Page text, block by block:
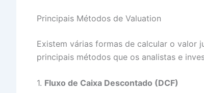
Principais Métodos de Valuation
Existem várias formas de calcular o valor
principais métodos que os analistas e
1. Fluxo de Caixa Descontado (DCF)